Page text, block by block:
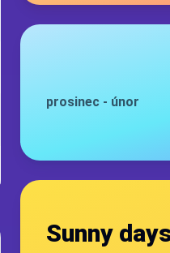
prosinec - únor
Sunny